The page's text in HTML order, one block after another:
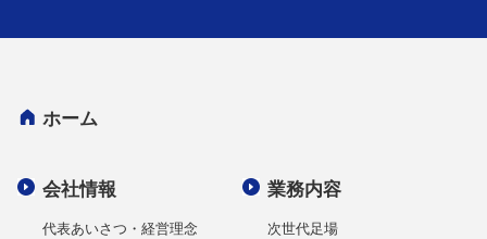
ホーム
会社情報
代表あいさつ・経営理念
業務内容
次世代足場